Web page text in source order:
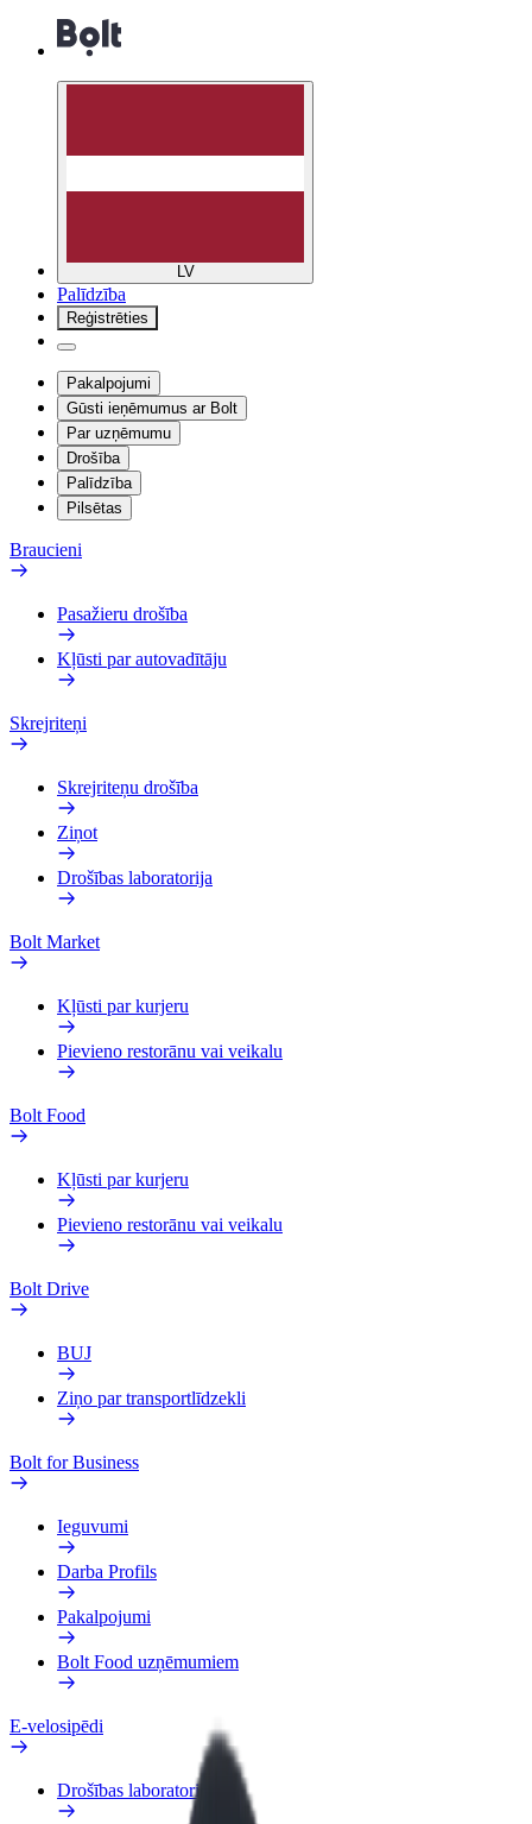
LV
Palīdzība
Reģistrēties
Pakalpojumi
Gūsti ieņēmumus ar Bolt
Par uzņēmumu
Drošība
Palīdzība
Pilsētas
Braucieni
Pasažieru drošība
Kļūsti par autovadītāju
Skrejriteņi
Skrejriteņu drošība
Ziņot
Drošības laboratorija
Bolt Market
Kļūsti par kurjeru
Pievieno restorānu vai veikalu
Bolt Food
Kļūsti par kurjeru
Pievieno restorānu vai veikalu
Bolt Drive
BUJ
Ziņo par transportlīdzekli
Bolt for Business
Ieguvumi
Darba Profils
Pakalpojumi
Bolt Food uzņēmumiem
E-velosipēdi
Drošības laboratorija